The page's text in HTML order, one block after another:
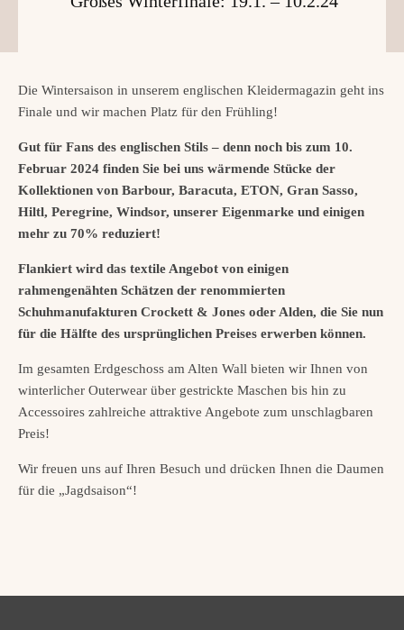
Die Wintersaison in unserem englischen Kleidermagazin geht ins
Finale und wir machen Platz für den Frühling!
Gut für Fans des englischen Stils – denn noch bis zum 10.
Februar 2024 finden Sie bei uns wärmende Stücke der
Kollektionen von Barbour, Baracuta, ETON, Gran Sasso,
Hiltl, Peregrine, Windsor, unserer Eigenmarke und einigen
mehr zu 70% reduziert!
Flankiert wird das textile Angebot von einigen
rahmengenähten Schätzen der renommierten
Schuhmanufakturen Crockett & Jones oder Alden, die Sie nun
für die Hälfte des ursprünglichen Preises erwerben können.
Im gesamten Erdgeschoss am Alten Wall bieten wir Ihnen von
winterlicher Outerwear über gestrickte Maschen bis hin zu
Accessoires zahlreiche attraktive Angebote zum unschlagbaren
Preis!
Wir freuen uns auf Ihren Besuch und drücken Ihnen die Daumen
für die „Jagdsaison“!